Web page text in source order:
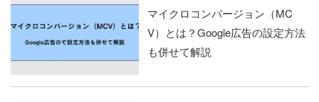
マイクロコンバージョン（MC
V）とは？Google広告の設定方法
も併せて解説